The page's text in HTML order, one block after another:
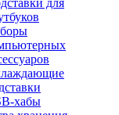
для
хабы